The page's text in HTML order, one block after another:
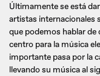
Últimamente se está
artistas internacionales
que podemos hablar de
centro para la música
importante pasa por la
llevando su música al